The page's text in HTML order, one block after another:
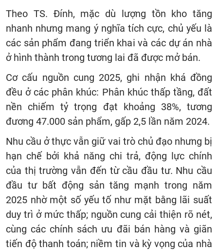
Theo TS. Đính, mặc dù lượng tồn kho tăng
nhanh nhưng mang ý nghĩa tích cực, chủ yếu là
các sản phẩm đang triển khai và các dự án nhà
ở hình thành trong tương lai đã được mở bán.
Cơ cấu nguồn cung 2025, ghi nhận khá đồng
đều ở các phân khúc: Phân khúc thấp tầng, đất
nền chiếm tỷ trọng đạt khoảng 38%, tương
đương 47.000 sản phẩm, gấp 2,5 lần năm 2024.
Nhu cầu ở thực vẫn giữ vai trò chủ đạo nhưng bị
hạn chế bởi khả năng chi trả, động lực chính
của thị trường vẫn đến từ cầu đầu tư. Nhu cầu
đầu tư bất động sản tăng mạnh trong năm
2025 nhờ một số yếu tố như mặt bằng lãi suất
duy trì ở mức thấp; nguồn cung cải thiện rõ nét,
cùng các chính sách ưu đãi bán hàng và giãn
tiến độ thanh toán; niềm tin và kỳ vọng của nhà